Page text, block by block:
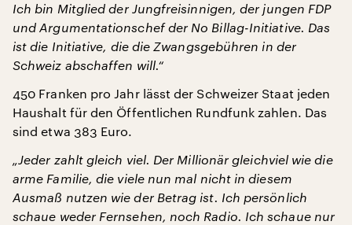
Ich bin Mitglied der Jungfreisinnigen, der jungen FDP
und Argumentationschef der No Billag-Initiative. Das
ist die Initiative, die die Zwangsgebühren in der
Schweiz abschaffen will.“
450 Franken pro Jahr lässt der Schweizer Staat jeden
Haushalt für den Öffentlichen Rundfunk zahlen. Das
sind etwa 383 Euro.
„Jeder zahlt gleich viel. Der Millionär gleichviel wie die
arme Familie, die viele nun mal nicht in diesem
Ausmaß nutzen wie der Betrag ist. Ich persönlich
schaue weder Fernsehen, noch Radio. Ich schaue nur